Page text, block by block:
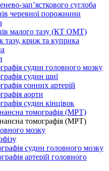
зап’ясткового суглоба
черевної порожнини
малого тазу (КТ ОМТ)
тазу, криж та куприка
судин головного мозку
судин шиї
сонних артерій
аорти
судин кінцівок
томографія (МРТ)
томографія (МРТ)
мозку
судин головного мозку
артерій головного